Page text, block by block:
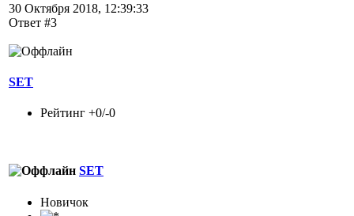
30 Октября 2018, 12:39:33
Ответ #3
SET
Рейтинг +0/-0
SET
Новичок